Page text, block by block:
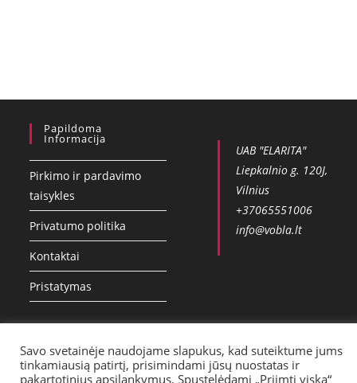
Papildoma
Informacija
Pirkimo ir pardavimo
taisykles
Privatumo politika
Kontaktai
Pristatymas
UAB "ELARITA"
Liepkalnio g. 120J,
Vilnius
+37065551006
info@vobla.lt
Savo svetainėje naudojame slapukus, kad suteiktume jums
tinkamiausią patirtį, prisimindami jūsų nuostatas ir
pakartotinius apsilankymus. Spustelėdami „Priimti viską“